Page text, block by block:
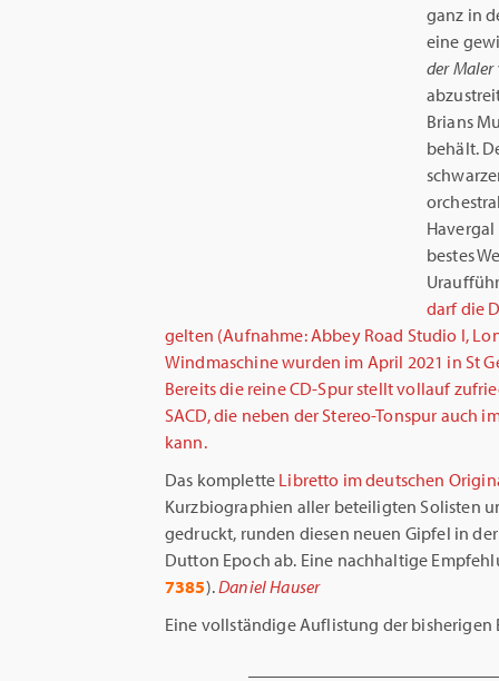
ganz in
eine
der Maler
Brians
behält.
bestes
darf die
gelten (Aufnahme: Abbey Road Studio I,
Windmaschine wurden im April 2021 in St
Bereits die reine CD-Spur stellt vollauf
SACD, die neben der Stereo-Tonspur auch
kann.
Das komplette Libretto im deutschen
Kurzbiographien aller beteiligten Solisten
gedruckt, runden diesen neuen Gipfel in
Dutton Epoch ab. Eine nachhaltige
7385).Daniel Hauser
Eine vollständige Auflistung der